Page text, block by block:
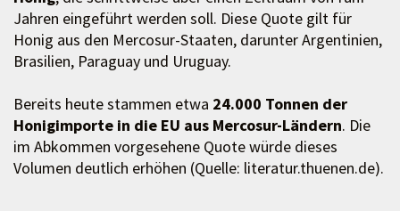
Jahren eingeführt werden soll. Diese Quote gilt für
Honig aus den Mercosur-Staaten, darunter Argentinien,
Brasilien, Paraguay und Uruguay.
Bereits heute stammen etwa 24.000 Tonnen der
Honigimporte in die EU aus Mercosur-Ländern. Die
im Abkommen vorgesehene Quote würde dieses
Volumen deutlich erhöhen (Quelle: literatur.thuenen.de).